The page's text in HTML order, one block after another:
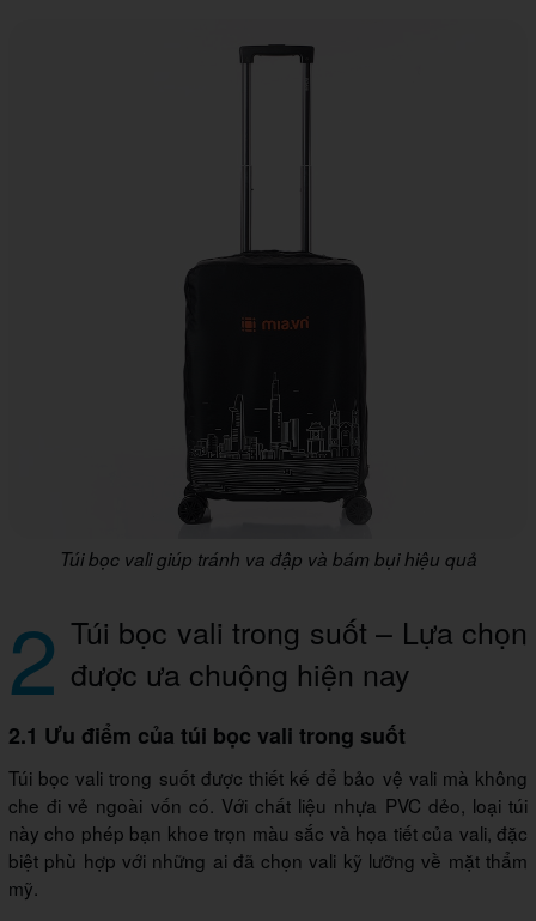
Túi bọc vali giúp tránh va đập và bám bụi hiệu quả
2 Túi bọc vali trong suốt – Lựa chọn
được ưa chuộng hiện nay
2.1 Ưu điểm của túi bọc vali trong suốt
Túi bọc vali trong suốt được thiết kế để bảo vệ vali mà không
che đi vẻ ngoài vốn có. Với chất liệu nhựa PVC dẻo, loại túi
này cho phép bạn khoe trọn màu sắc và họa tiết của vali, đặc
biệt phù hợp với những ai đã chọn vali kỹ lưỡng về mặt thẩm
mỹ.